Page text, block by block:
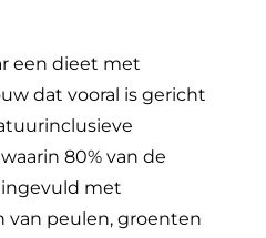
een dieet met
dat vooral is gericht
80% van de
met
van peulen, groenten